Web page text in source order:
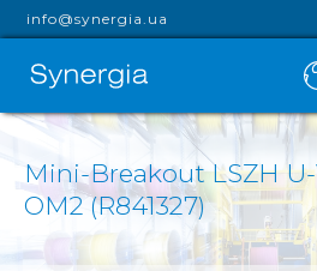
info@synergia.ua
Mini-Breakout LSZH
OM2 (R841327)